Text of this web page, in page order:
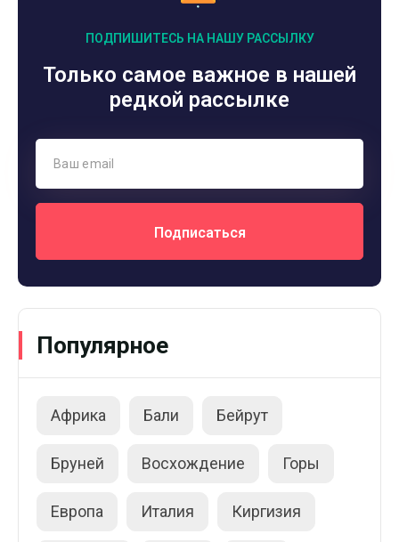
ПОДПИШИТЕСЬ НА НАШУ РАССЫЛКУ
Только самое важное в нашей
редкой рассылке
Подписаться
Популярное
Африка Бали Бейрут
Бруней Восхождение Горы
Европа Италия Киргизия